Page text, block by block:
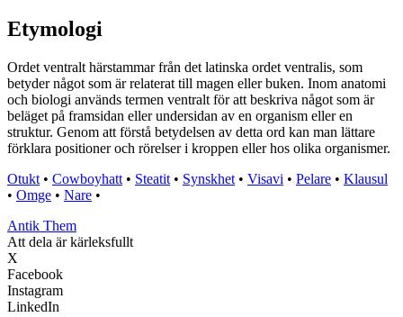
Etymologi
Ordet ventralt härstammar från det latinska ordet ventralis, som
betyder något som är relaterat till magen eller buken. Inom anatomi
och biologi används termen ventralt för att beskriva något som är
beläget på framsidan eller undersidan av en organism eller en
struktur. Genom att förstå betydelsen av detta ord kan man lättare
förklara positioner och rörelser i kroppen eller hos olika organismer.
Otukt • Cowboyhatt • Steatit • Synskhet • Visavi • Pelare • Klausul
• Omge • Nare •
Antik Them
Att dela är kärleksfullt
X
Facebook
Instagram
LinkedIn